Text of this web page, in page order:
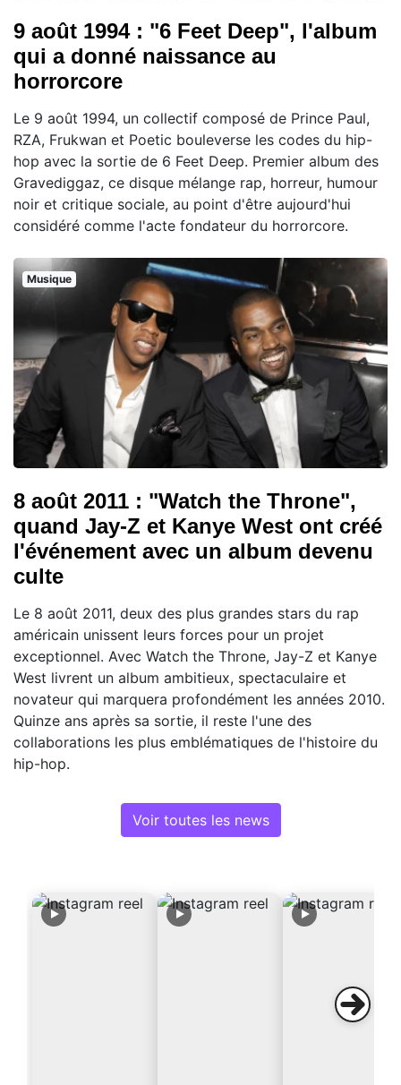
9 août 1994 : "6 Feet Deep", l'album
qui a donné naissance au
horrorcore
Le 9 août 1994, un collectif composé de Prince Paul,
RZA, Frukwan et Poetic bouleverse les codes du hip-
hop avec la sortie de 6 Feet Deep. Premier album des
Gravediggaz, ce disque mélange rap, horreur, humour
noir et critique sociale, au point d'être aujourd'hui
considéré comme l'acte fondateur du horrorcore.
Musique
8 août 2011 : "Watch the Throne",
quand Jay-Z et Kanye West ont créé
l'événement avec un album devenu
culte
Le 8 août 2011, deux des plus grandes stars du rap
américain unissent leurs forces pour un projet
exceptionnel. Avec Watch the Throne, Jay-Z et Kanye
West livrent un album ambitieux, spectaculaire et
novateur qui marquera profondément les années 2010.
Quinze ans après sa sortie, il reste l'une des
collaborations les plus emblématiques de l'histoire du
hip-hop.
Voir toutes les news